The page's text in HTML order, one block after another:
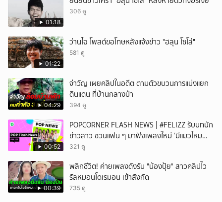
01:18
306 ดู
01:22
ว่านไฉ โพสต์ขอโทษหลังแจ้งข่าว "ฮลุน โซโล่"
581 ดู
04:29
จ่าวัญ เผยคลิปในอดีต ตามตัวขบวนการแบ่งแยก
ดินแดน ที่บ้านกลางป่า
394 ดู
00:52
POPCORNER FLASH NEWS | #FELIZZ รับบทนัก
ข่าวสาว ชวนแฟน ๆ มาฟังเพลงใหม่ ‘มีแมวไหม
(Catch Me If You Can)’
321 ดู
00:39
พลิกชีวิต! ค่ายเพลงดังรับ "น้องปุ้ย" สาวคลิปไว
รัลหมอนโดเรมอน เข้าสังกัด
735 ดู